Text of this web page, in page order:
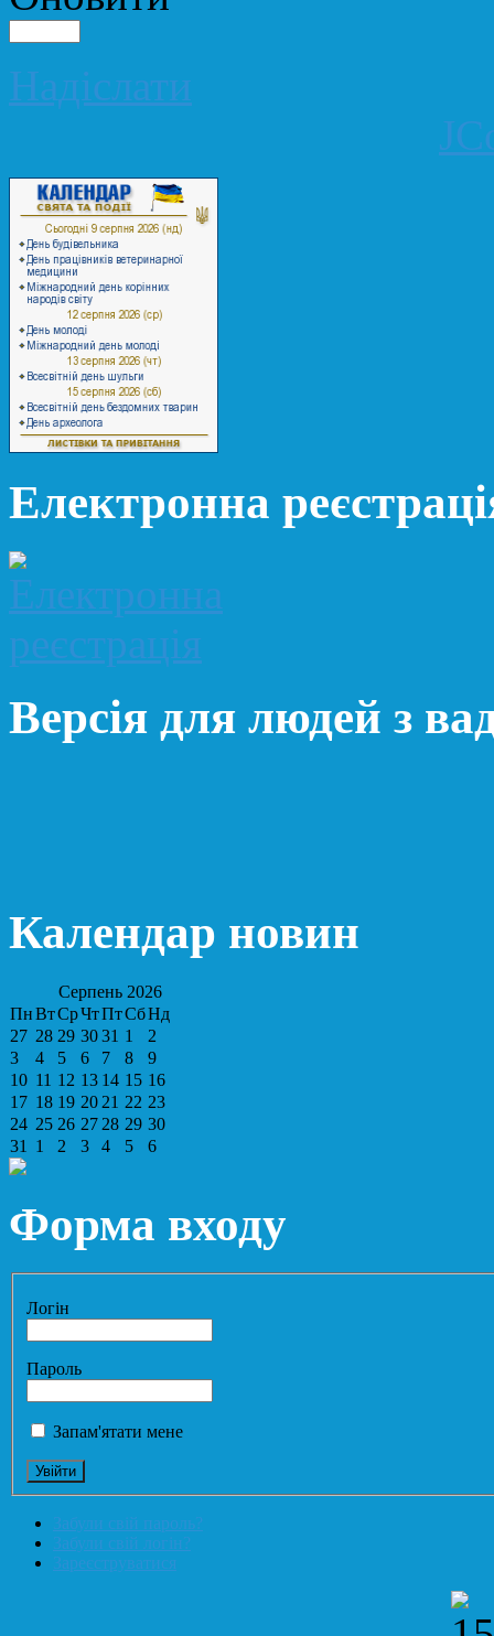
Надіслати
Електронна
Версія для людей з
Календар новин
Серпень 2026
ПнВтСрЧтПтСбНд
27 28 29 3031 1
2
3
4 5 6 7 8
9
10 11 12 13 14 15 16
17 18 19 20 21 22 23
24 25 26 27 28 29 30
31
1 2 3 4 5 6
Форма входу
Логін
Пароль
Запам'ятати мене
Забули свій пароль?
Забули свій логін?
Зареєструватися